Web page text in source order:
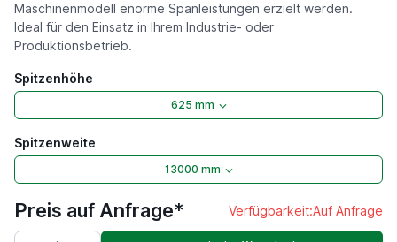
Maschinenmodell enorme Spanleistungen erzielt werden.
Ideal für den Einsatz in Ihrem Industrie- oder
Produktionsbetrieb.
Spitzenhöhe
625 mm
Spitzenweite
13000 mm
Preis auf Anfrage* Verfügbarkeit:Auf Anfrage